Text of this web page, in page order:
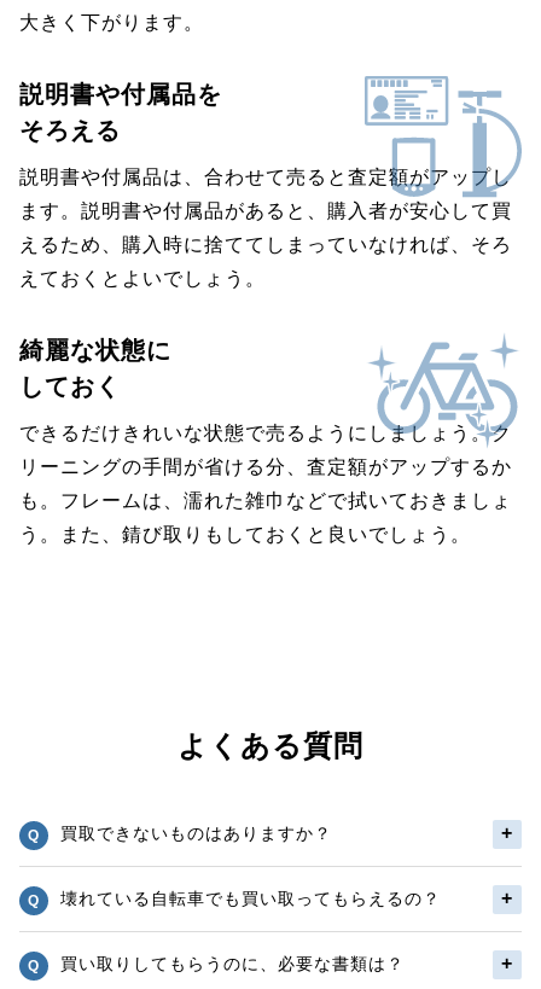
大きく下がります。
説明書や付属品を
そろえる
説明書や付属品は、合わせて売ると査定額がアップし
ます。説明書や付属品があると、購入者が安心して買
えるため、購入時に捨ててしまっていなければ、そろ
えておくとよいでしょう。
綺麗な状態に
しておく
できるだけきれいな状態で売るようにしましょう。ク
リーニングの手間が省ける分、査定額がアップするか
も。フレームは、濡れた雑巾などで拭いておきましょ
う。また、錆び取りもしておくと良いでしょう。
よくある質問
買取できないものはありますか？
壊れている自転車でも買い取ってもらえるの？
買い取りしてもらうのに、必要な書類は？